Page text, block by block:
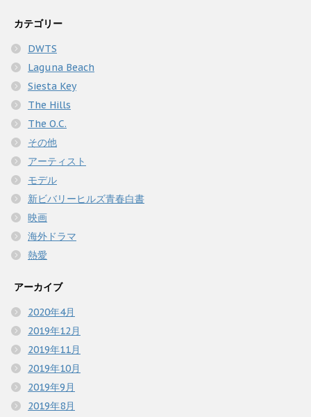
カテゴリー
DWTS
Laguna Beach
Siesta Key
The Hills
The O.C.
その他
アーティスト
モデル
新ビバリーヒルズ青春白書
映画
海外ドラマ
熱愛
アーカイブ
2020年4月
2019年12月
2019年11月
2019年10月
2019年9月
2019年8月